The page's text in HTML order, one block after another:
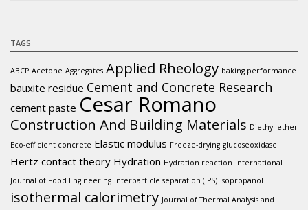
TAGS
ABCP Acetone Aggregates Applied Rheology baking performance
bauxite residue Cement and Concrete Research
cement paste Cesar Romano
Construction And Building Materials Diethyl ether
Eco-efficient concrete Elastic modulus Freeze-drying glucoseoxidase
Hertz contact theory Hydration Hydration reaction International
Journal of Food Engineering Interparticle separation (IPS) Isopropanol
isothermal calorimetry Journal of Thermal Analysis and